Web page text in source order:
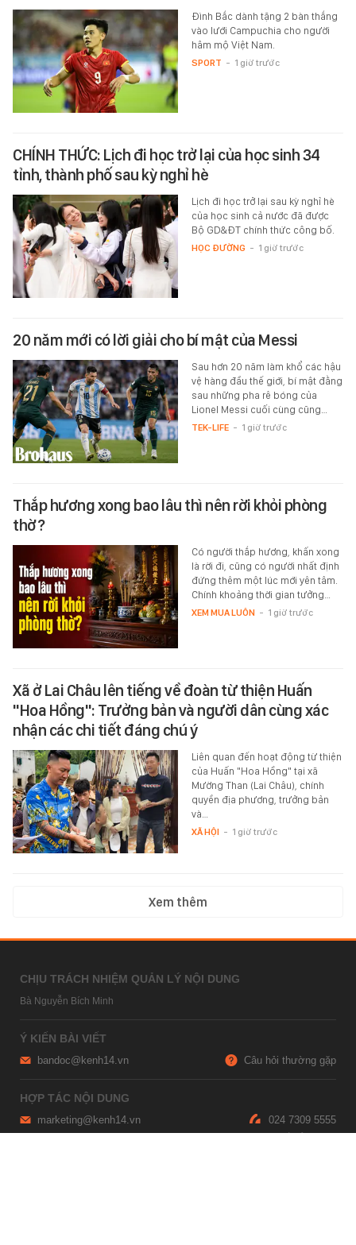
Đình Bắc dành tặng 2 bàn thắng
vào lưới Campuchia cho người
hâm mộ Việt Nam.
SPORT - 1 giờ trước
CHÍNH THỨC: Lịch đi học trở lại của học sinh 34
tỉnh, thành phố sau kỳ nghỉ hè
Lịch đi học trở lại sau kỳ nghỉ hè
của học sinh cả nước đã được
Bộ GD&ĐT chính thức công bố.
HỌC ĐƯỜNG - 1 giờ trước
20 năm mới có lời giải cho bí mật của Messi
Sau hơn 20 năm làm khổ các hậu
vệ hàng đầu thế giới, bí mật đằng
sau những pha rê bóng của
Lionel Messi cuối cùng cũng…
TEK-LIFE - 1 giờ trước
Thắp hương xong bao lâu thì nên rời khỏi phòng
thờ?
Có người thắp hương, khấn xong
là rời đi, cũng có người nhất định
đứng thêm một lúc mới yên tâm.
Chính khoảng thời gian tưởng…
XEM MUA LUÔN - 1 giờ trước
Xã ở Lai Châu lên tiếng về đoàn từ thiện Huấn
"Hoa Hồng": Trưởng bản và người dân cùng xác
nhận các chi tiết đáng chú ý
Liên quan đến hoạt động từ thiện
của Huấn "Hoa Hồng" tại xã
Mường Than (Lai Châu), chính
quyền địa phương, trưởng bản
và…
XÃ HỘI - 1 giờ trước
Xem thêm
CHỊU TRÁCH NHIỆM QUẢN LÝ NỘI DUNG
Bà Nguyễn Bích Minh
Ý KIẾN BÀI VIẾT
bandoc@kenh14.vn Câu hỏi thường gặp
HỢP TÁC NỘI DUNG
marketing@kenh14.vn 024 7309 5555